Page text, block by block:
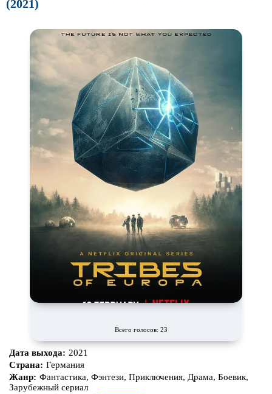
(2021)
Всего голосов: 23
Дата выхода: 2021
Страна: Германия
Жанр: Фантастика, Фэнтези, Приключения, Драма, Боевик,
Зарубежный сериал